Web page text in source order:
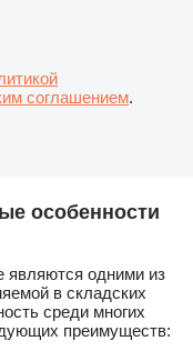
соглашением.
особенности
являются одними из
в складских
среди многих
преимуществ: